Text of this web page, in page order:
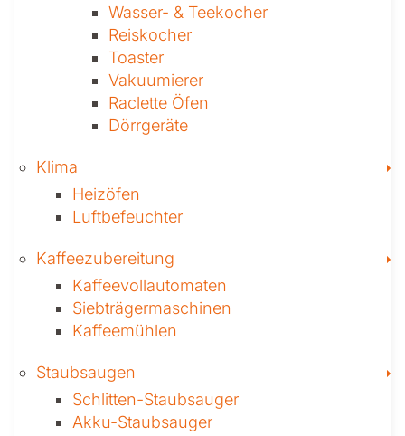
Wasser-­ & Teekocher
Reiskocher
Toaster
Vakuumierer
Raclette Öfen
Dörrgeräte
Klima
Heizöfen
Luftbefeuchter
Kaffee­zubereitung
Kaffeevollautomaten
Siebträgermaschinen
Kaffeemühlen
Staubsaugen
Schlitten-Staubsauger
Akku-Staubsauger